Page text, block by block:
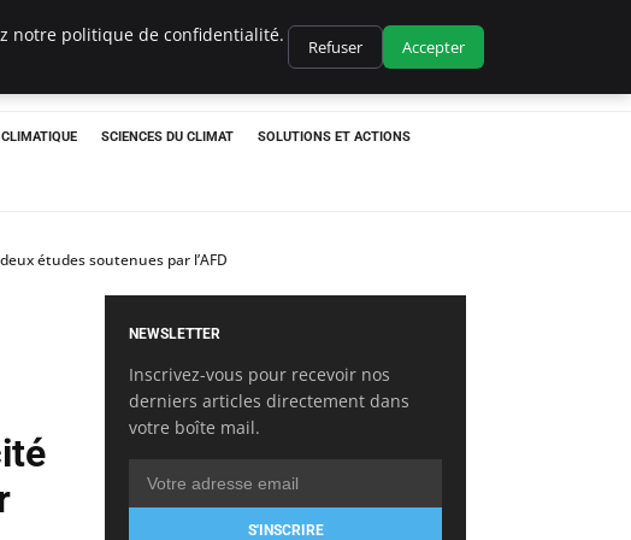
SCIENCES DU CLIMAT SOLUTIONS ET ACTIONS
études soutenues par l’AFD
NEWSLETTER
Inscrivez-vous pour recevoir nos
derniers articles directement dans
votre boîte mail.
S'INSCRIRE
notre politique de confidentialité.
Refuser Accepter